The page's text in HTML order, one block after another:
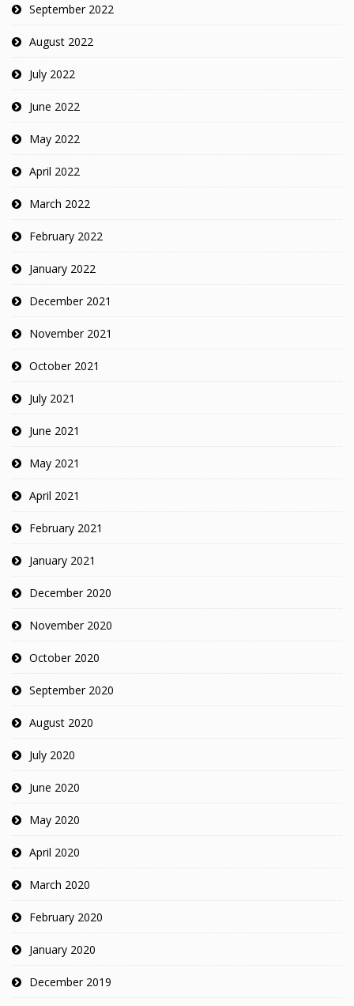
September 2022
August 2022
July 2022
June 2022
May 2022
April 2022
March 2022
February 2022
January 2022
December 2021
November 2021
October 2021
July 2021
June 2021
May 2021
April 2021
February 2021
January 2021
December 2020
November 2020
October 2020
September 2020
August 2020
July 2020
June 2020
May 2020
April 2020
March 2020
February 2020
January 2020
December 2019